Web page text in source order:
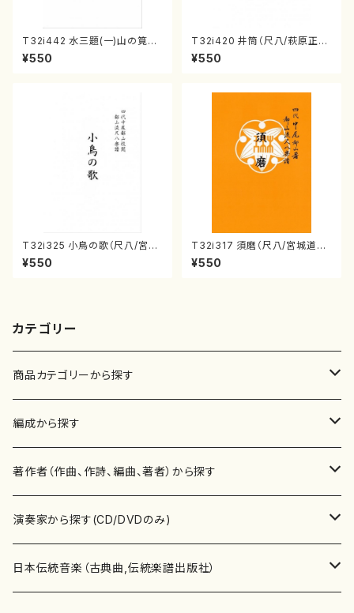
T32i442 水三題(一)山の筧
（尺八/宮城道雄/楽譜）都山流公
刊楽譜曲番:2149
¥550
T32i420 井筒（尺八/萩原正
吟/楽譜）都山流公刊楽譜曲番:2
125
¥550
T32i325 小鳥の歌（尺八/宮城
道雄/楽譜）都山no2028
¥550
T32i317 須磨（尺八/宮城道雄/
楽譜）都山流公刊楽譜曲番:202
0
¥550
カテゴリー
商品カテゴリーから探す
楽譜
書籍
書籍
テキストブック
CD・DVD
チケット
編成から探す
邦楽器
箏・琴（ソロ）
箏・琴（合奏）
合唱
混声合唱
歌・声
著作者（作曲、作詩、編曲、著者）から探す
あ行
青木省三(アオキ ショウゾウ)
か行
演奏家から探す(CD/DVDのみ)
邦楽（箏、三味線、尺八等）演奏家
日本伝統音楽（古典曲,伝統楽譜出版社）